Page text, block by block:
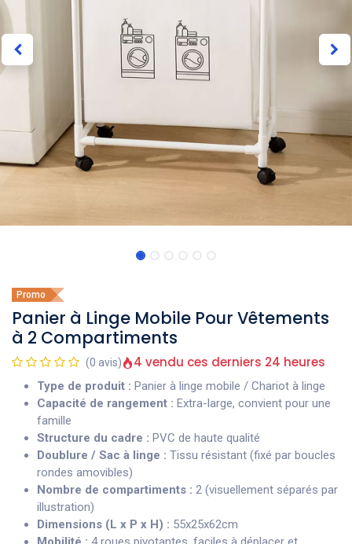
Promo
Panier à Linge Mobile Pour Vêtements
à 2 Compartiments
(0 avis) 4 vendu ces derniers 24 heures
Type de produit : Panier à linge mobile / Chariot à linge
Capacité de rangement : Extra-large, convient pour une
famille
Structure du cadre : PVC de haute qualité
Doublure / Sac à linge : Tissu résistant (fixé par boucles
rondes amovibles)
Nombre de compartiments : 2 (visuellement séparés par
illustration)
Dimensions (L x P x H) : 55x25x62cm